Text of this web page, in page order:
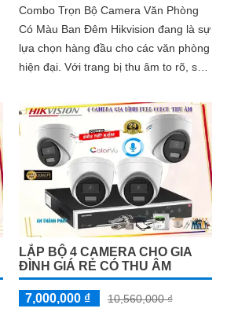
Combo Trọn Bộ Camera Văn Phòng
Có Màu Ban Đêm Hikvision đang là sự
lựa chọn hàng đầu cho các văn phòng
hiện đại. Với trang bị thu âm to rõ, sản
thanh trong phạm vi camera một cách
chi tiết và chính xác
LẮP BỘ 4 CAMERA CHO GIA
ĐÌNH GIÁ RẺ CÓ THU ÂM
7,000,000 ₫
10,560,000 ₫